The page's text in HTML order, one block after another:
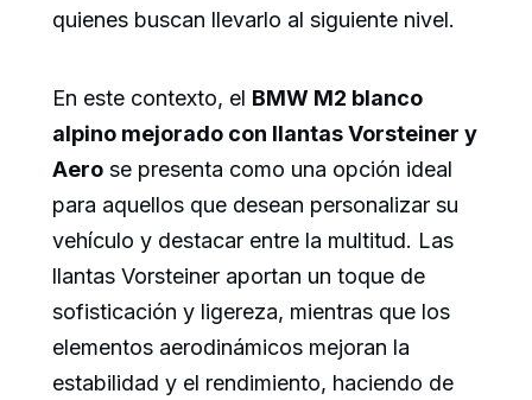
quienes buscan llevarlo al siguiente nivel.
En este contexto, el BMW M2 blanco
alpino mejorado con llantas Vorsteiner y
Aero se presenta como una opción ideal
para aquellos que desean personalizar su
vehículo y destacar entre la multitud. Las
llantas Vorsteiner aportan un toque de
sofisticación y ligereza, mientras que los
elementos aerodinámicos mejoran la
estabilidad y el rendimiento, haciendo de